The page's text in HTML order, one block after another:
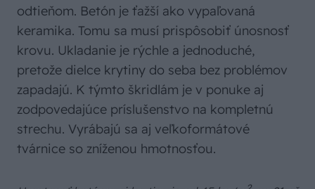
odtieňom. Betón je ťažší ako vypaľovaná
keramika. Tomu sa musí prispôsobiť únosnosť
krovu. Ukladanie je rýchle a jednoduché,
pretože dielce krytiny do seba bez problémov
zapadajú. K týmto škridlám je v ponuke aj
zodpovedajúce príslušenstvo na kompletnú
strechu. Vyrábajú sa aj veľkoformátové
tvárnice so zníženou hmotnosťou.